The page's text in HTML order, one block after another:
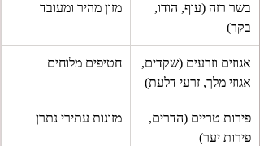
בשר רזה (עוף, הודו,
בקר)
מזון מהיר ומעובד
אגוזים וזרעים (שקדים,
אגוזי מלך, זרעי דלעת)
חטיפים מלוחים
פירות טריים (הדרים,
פירות יער)
מזונות עתירי נתרן